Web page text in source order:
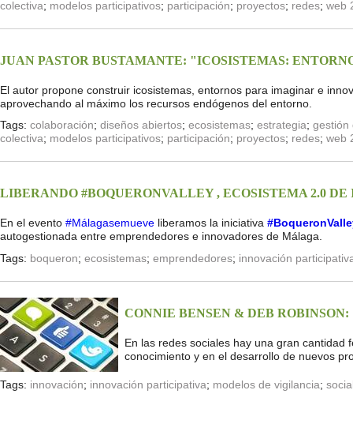
colectiva; modelos participativos; participación; proyectos; redes; web
JUAN PASTOR BUSTAMANTE: "ICOSISTEMAS:
El autor propone construir icosistemas, entornos para imaginar e
aprovechando al máximo los recursos endógenos del entorno.
Tags: colaboración; diseños abiertos; ecosistemas; estrategia; gestión
colectiva; modelos participativos; participación; proyectos; redes; web
LIBERANDO #BOQUERONVALLEY , ECOSISTEMA 2.0
En el evento #Málagasemueve liberamos la iniciativa
autogestionada entre emprendedores e innovadores de Málaga.
Tags: boqueron; ecosistemas; emprendedores; innovación
CONNIE BENSEN & DEB
En las redes sociales hay una gran
conocimiento y en el desarrollo de nuevos
Tags: innovación; innovación participativa; modelos de vigilancia;